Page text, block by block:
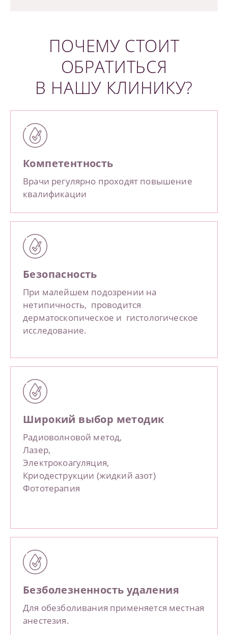
ПОЧЕМУ СТОИТ
ОБРАТИТЬСЯ
В НАШУ КЛИНИКУ?
Компетентность
Врачи регулярно проходят повышение
квалификации
Безопасность
При малейшем подозрении на
нетипичность, проводится
дерматоскопическое и гистологическое
исследование.
Широкий выбор методик
Радиоволновой метод,
Лазер,
Электрокоагуляция,
Криодеструкции (жидкий азот)
Фототерапия
Безболезненность удаления
Для обезболивания применяется местная
анестезия.